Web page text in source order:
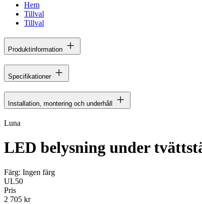
Hem
Tillval
Tillval
Produktinformation
Specifikationer
Installation, montering och underhåll
Luna
LED belysning under
Färg: Ingen färg
UL50
Pris
2 705 kr